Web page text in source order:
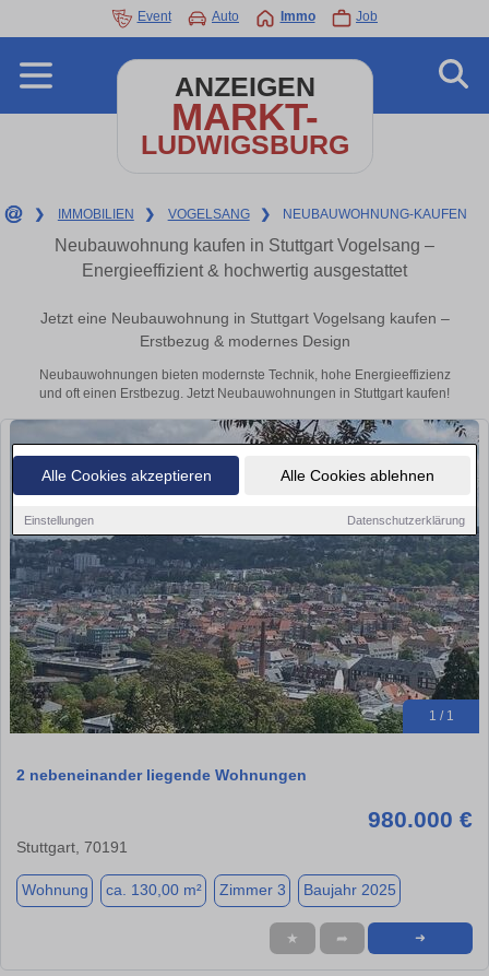
Alle Cookies akzeptieren Alle Cookies ablehnen
Einstellungen Datenschutzerklärung
Event Auto Immo Job
ANZEIGEN
MARKT-
LUDWIGSBURG
❯ IMMOBILIEN ❯ VOGELSANG ❯ NEUBAUWOHNUNG-KAUFEN
Neubauwohnung kaufen in Stuttgart Vogelsang –
Energieeffizient & hochwertig ausgestattet
Jetzt eine Neubauwohnung in Stuttgart Vogelsang kaufen –
Erstbezug & modernes Design
Neubauwohnungen bieten modernste Technik, hohe Energieeffizienz
und oft einen Erstbezug. Jetzt Neubauwohnungen in Stuttgart kaufen!
1 / 1
2 nebeneinander liegende Wohnungen
980.000 €
Stuttgart, 70191
Wohnung ca. 130,00 m² Zimmer 3 Baujahr 2025
★ ➦ ➜